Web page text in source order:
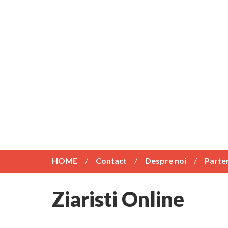
HOME Contact Despre noi
Ziaristi Online